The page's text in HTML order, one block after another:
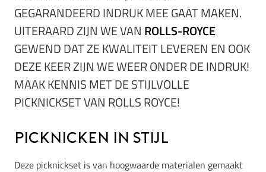
GEGARANDEERD INDRUK MEE GAAT MAKEN.
UITERAARD ZIJN WE VAN ROLLS-ROYCE
GEWEND DAT ZE KWALITEIT LEVEREN EN OOK
DEZE KEER ZIJN WE WEER ONDER DE INDRUK!
MAAK KENNIS MET DE STIJLVOLLE
PICKNICKSET VAN ROLLS ROYCE!
Picknicken in stijl
Deze picknickset is van hoogwaarde materialen gemaakt